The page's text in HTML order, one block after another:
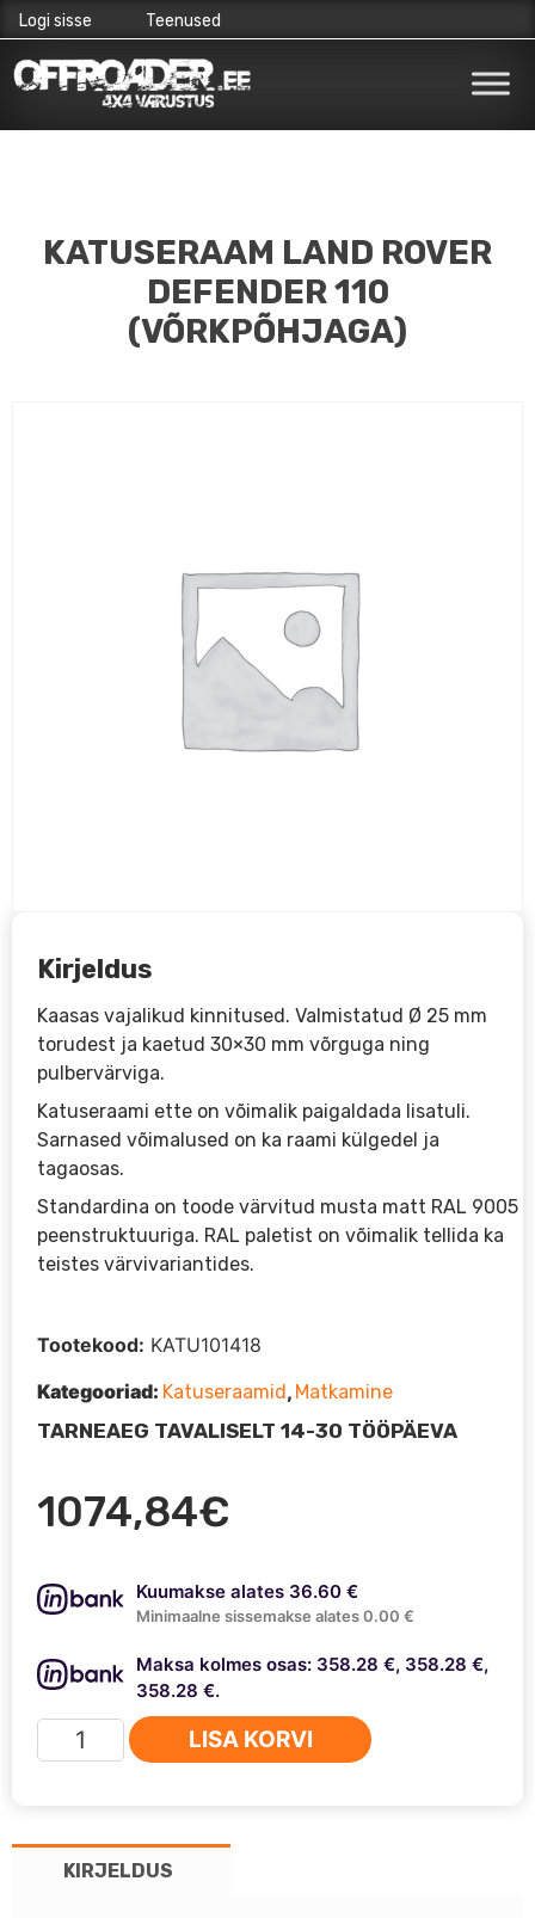
to
Logi sisse Teenused
KATUSERAAM LAND ROVER
DEFENDER 110
(VÕRKPÕHJAGA)
1074,84€
Kirjeldus
Kaasas vajalikud kinnitused. Valmistatud Ø 25 mm
torudest ja kaetud 30×30 mm võrguga ning
pulbervärviga.
Katuseraami ette on võimalik paigaldada lisatuli.
Sarnased võimalused on ka raami külgedel ja
tagaosas.
Standardina on toode värvitud musta matt RAL 9005
peenstruktuuriga. RAL paletist on võimalik tellida ka
teistes värvivariantides.
Kuumakse alates 36.60 €
Minimaalne sissemakse alates 0.00 €
Maksa kolmes osas: 358.28 €, 358.28 €,
358.28 €.
Katuseraam
LAND
110
(võrkpõhjaga)
LISA KORVI
Tootekood: KATU101418
Kategooriad: Katuseraamid, Matkamine
TARNEAEG TAVALISELT 14-30 TÖÖPÄEVA
KIRJELDUS